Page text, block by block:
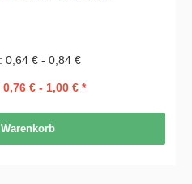
0,64 € - 0,84 €
€ - 1,00 € *
Warenkorb